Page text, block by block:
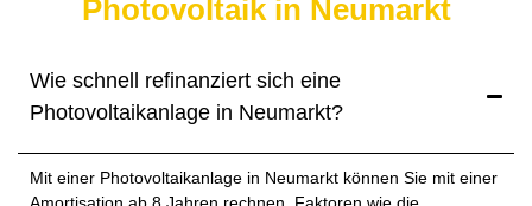
Photovoltaik in Neumarkt
Wie schnell refinanziert sich eine
Photovoltaikanlage in Neumarkt?
Mit einer Photovoltaikanlage in Neumarkt können Sie mit einer
Amortisation ab 8 Jahren rechnen. Faktoren wie die